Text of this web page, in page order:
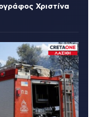
Χριστίνα